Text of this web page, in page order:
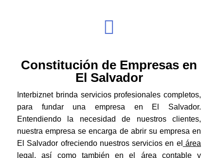
Constitución de Empresas en
El Salvador
Interbiznet brinda servicios profesionales completos,
para fundar una empresa en El Salvador.
Entendiendo la necesidad de nuestros clientes,
nuestra empresa se encarga de abrir su empresa en
El Salvador ofreciendo nuestros servicios en el área
legal , así como también en el área contable y